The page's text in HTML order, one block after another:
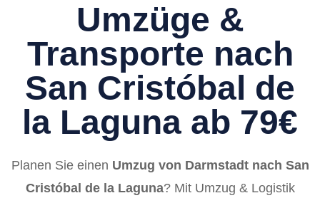
Umzüge &
Transporte nach
San Cristóbal de
la Laguna ab 79€
Planen Sie einen Umzug von Darmstadt nach San
Cristóbal de la Laguna? Mit Umzug & Logistik